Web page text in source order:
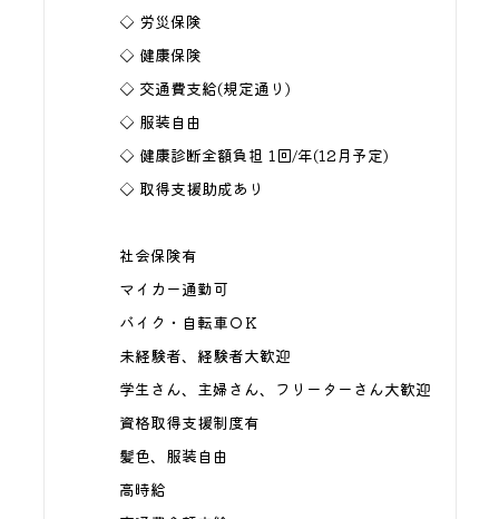
◇ 労災保険
◇ 健康保険
◇ 交通費支給(規定通り)
◇ 服装自由
◇ 健康診断全額負担 1回/年(12月予定)
◇ 取得支援助成あり
社会保険有
マイカー通勤可
バイク・自転車ＯＫ
未経験者、経験者大歓迎
学生さん、主婦さん、フリーターさん大歓迎
資格取得支援制度有
髪色、服装自由
高時給